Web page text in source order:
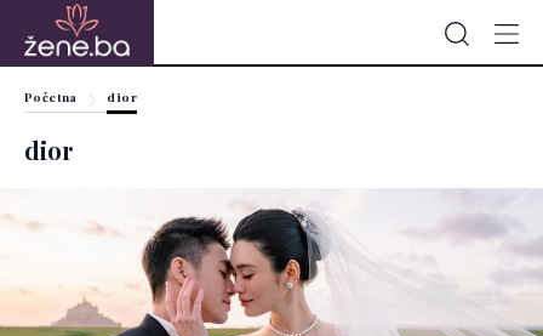
Početna dior
dior